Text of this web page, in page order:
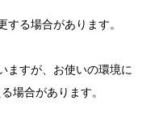
る場合があります。
ますが、お使いの環境に
場合があります。